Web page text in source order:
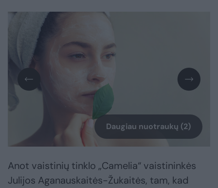
Daugiau nuotraukų (2)
Anot vaistinių tinklo „Camelia“ vaistininkės
Julijos Aganauskaitės-Žukaitės, tam, kad